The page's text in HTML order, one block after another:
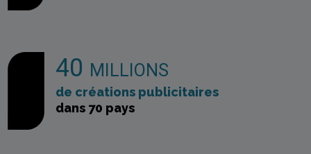
40 MILLIONS
de créations publicitaires
dans 70 pays